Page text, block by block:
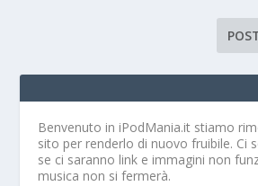
Benvenuto in iPodMania.it stiamo
sito per renderlo di nuovo fruibile. Ci
se ci saranno link e immagini non
musica non si fermerà.